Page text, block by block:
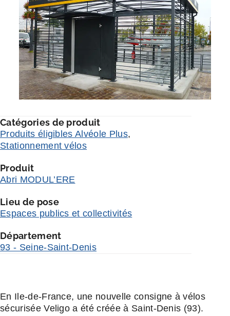
Catégories de produit
Produits éligibles Alvéole Plus,
Stationnement vélos
Produit
Abri MODUL’ERE
Lieu de pose
Espaces publics et collectivités
Département
93 - Seine-Saint-Denis
En Ile-de-France, une nouvelle consigne à vélos
sécurisée Veligo a été créée à Saint-Denis (93).